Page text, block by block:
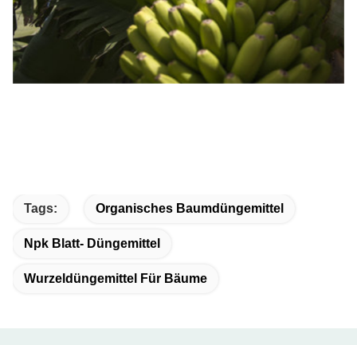
Tags: Organisches Baumdüngemittel
Npk Blatt- Düngemittel
Wurzeldüngemittel Für Bäume